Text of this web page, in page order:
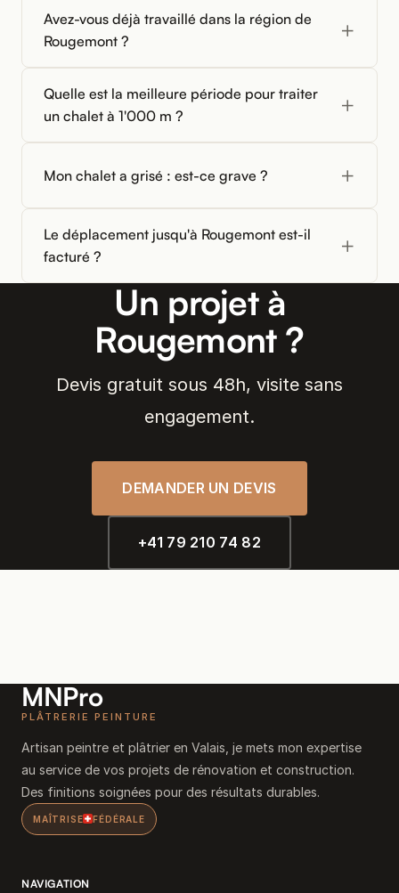
Avez-vous déjà travaillé dans la région de
Rougemont ?
Quelle est la meilleure période pour traiter
un chalet à 1'000 m ?
Mon chalet a grisé : est-ce grave ?
Le déplacement jusqu'à Rougemont est-il
facturé ?
Un projet à
Rougemont ?
Devis gratuit sous 48h, visite sans
engagement.
DEMANDER UN DEVIS
+41 79 210 74 82
MNPro
PLÂTRERIE PEINTURE
Artisan peintre et plâtrier en Valais, je mets mon expertise
au service de vos projets de rénovation et construction.
Des finitions soignées pour des résultats durables.
MAÎTRISE FÉDÉRALE
NAVIGATION